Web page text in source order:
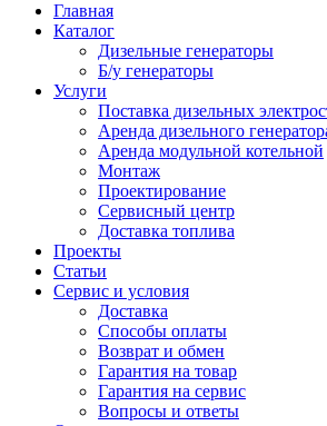
Главная
Каталог
Дизельные генераторы
Б/у генераторы
Услуги
Поставка дизельных
Аренда дизельного
Аренда модульной котельной
Монтаж
Проектирование
Сервисный центр
Доставка топлива
Проекты
Статьи
Сервис и условия
Доставка
Способы оплаты
Возврат и обмен
Гарантия на товар
Гарантия на сервис
Вопросы и ответы